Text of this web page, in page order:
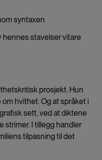
syntaxen
hennes stavelser vitare
prosjekt. Hun
hvithet. Og at språket i
sett, ved at diktene
strimer. I tillegg handler
tilpasning til det